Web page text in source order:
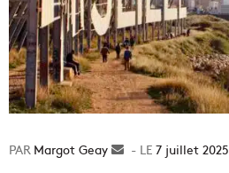
Margot Geay
Envoyer7 juillet 2025